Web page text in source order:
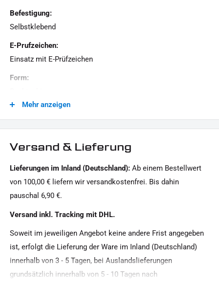
Befestigung:
Selbstklebend
E-Prufzeichen:
Einsatz mit E-Prüfzeichen
Form:
102, 5 x 15, 3 x 7 mm
Kunststoff
Universal Modellreihe
Motorradmarke:
Mehr anzeigen
Versand & Lieferung
Lieferungen im Inland (Deutschland): Ab einem Bestellwert
von 100,00 € liefern wir versandkostenfrei. Bis dahin
pauschal 6,90 €.
Versand inkl. Tracking mit DHL.
Soweit im jeweiligen Angebot keine andere Frist angegeben
ist, erfolgt die Lieferung der Ware im Inland (Deutschland)
innerhalb von 3 - 5 Tagen, bei Auslandslieferungen
grundsätzlich innerhalb von 5 - 10 Tagen nach